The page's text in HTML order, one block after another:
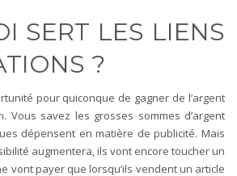
SERT LES LIENS
?
pour quiconque de gagner de l’argent
Vous savez les grosses sommes d’argent
dépensent en matière de publicité. Mais
augmentera, ils vont encore toucher un
vont payer que lorsqu’ils vendent un article